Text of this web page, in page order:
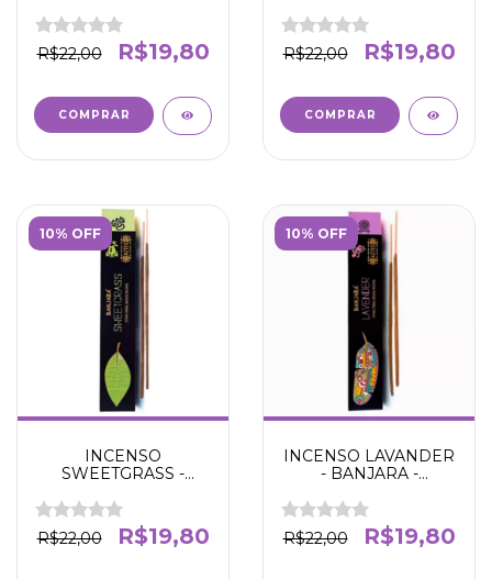
Espiritualidade -
Introspecção
R$22,00 R$19,80
Energias -
Harmonização -
Reduz tensão e
R$22,00 R$19,80
10% OFF
INCENSO
SWEETGRASS -
Purificação - Harmonia
- Elevação Espiritual -
Atrai boas vibrações
R$22,00 R$19,80
10% OFF
INCENSO LAVANDER
- BANJARA -
espiritual -
Harmonização - Boas
vibrações
R$22,00 R$19,80